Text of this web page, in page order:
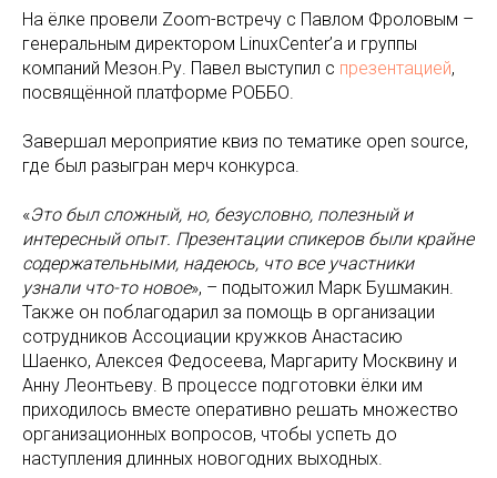
На ёлке провели Zoom-встречу с Павлом Фроловым –
генеральным директором LinuxCenter’a и группы
компаний Мезон.Ру. Павел выступил с презентацией,
посвящённой платформе РОББО.
Завершал мероприятие квиз по тематике open source,
где был разыгран мерч конкурса.
«Это был сложный, но, безусловно, полезный и
интересный опыт. Презентации спикеров были крайне
содержательными, надеюсь, что все участники
узнали что-то новое», – подытожил Марк Бушмакин.
Также он поблагодарил за помощь в организации
сотрудников Ассоциации кружков Анастасию
Шаенко, Алексея Федосеева, Маргариту Москвину и
Анну Леонтьеву. В процессе подготовки ёлки им
приходилось вместе оперативно решать множество
организационных вопросов, чтобы успеть до
наступления длинных новогодних выходных.